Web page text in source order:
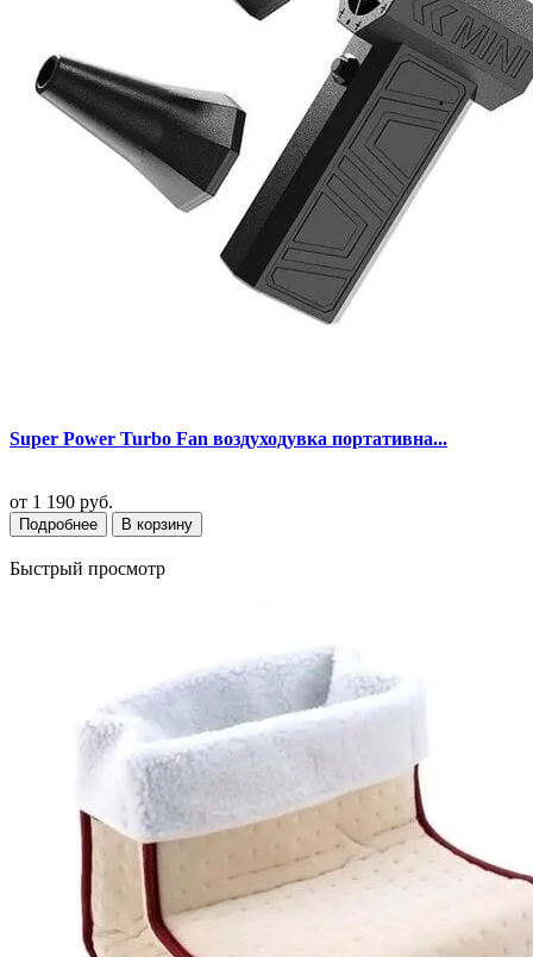
Super Power Turbo Fan воздуходувка портативна...
от 1 190 руб.
Подробнее В корзину
Быстрый просмотр